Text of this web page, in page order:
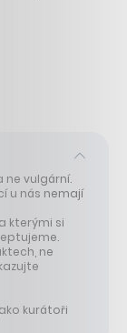
ne vulgární.
u nás nemají
kterými si
ne
kurátoři